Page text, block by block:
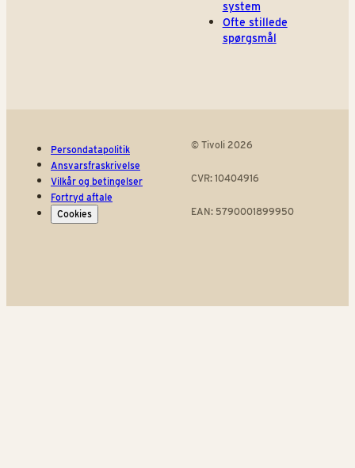
system
Ofte stillede
spørgsmål
Persondatapolitik
Ansvarsfraskrivelse
Vilkår og betingelser
Fortryd aftale
Cookies
© Tivoli 2026
CVR: 10404916
EAN: 5790001899950